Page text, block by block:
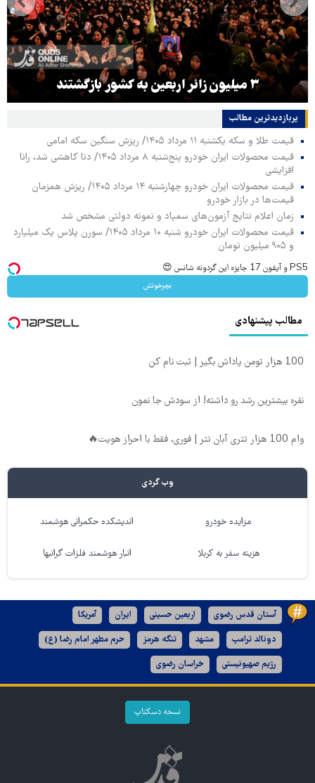
۳ میلیون زائر اربعین به کشور بازگشتند
پربازدیدترین‌ مطالب
قیمت طلا و سکه یکشنبه ۱۱ مرداد ۱۴۰۵/ ریزش سنگین سکه امامی
قیمت محصولات ایران خودرو پنج‌شنبه ۸ مرداد ۱۴۰۵/ دنا کاهشی شد، رانا
افزایشی
قیمت محصولات ایران خودرو چهارشنبه ۱۴ مرداد ۱۴۰۵/ ریزش همزمان
قیمت‌ها در بازار خودرو
زمان اعلام نتایج آزمون‌های سمپاد و نمونه دولتی مشخص شد
قیمت محصولات ایران خودرو شنبه ۱۰ مرداد ۱۴۰۵/ سورن پلاس یک میلیارد
و ۹۰۵ میلیون تومان
PS5 و آیفون 17 جایزه این گردونه شانس 😍
بچرخونش
مطالب پیشنهادی
100 هزار تومن پاداش بگیر | ثبت نام کن
نقره بیشترین رشد رو داشته! از سودش جا نمون
وام 100 هزار تتری آبان تتر | فوری، فقط با احراز هویت🔥
وب گردی
مزایده خودرو اندیشکده حکمرانی هوشمند
هزینه سفر به کربلا انبار هوشمند فلزات گرانبها
آستان قدس رضوی اربعین حسینی ایران آمریکا
دونالد ترامپ مشهد تنگه هرمز حرم مطهر امام رضا (ع)
رژیم صهیونیستی خراسان رضوی
نسخه دسکتاپ